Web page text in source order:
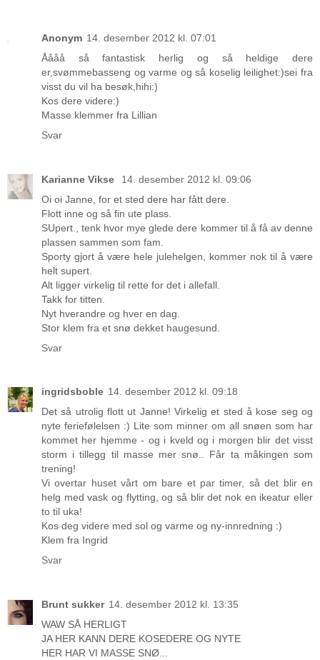
Anonym 14. desember 2012 kl. 07:01
Åååå så fantastisk herlig og så heldige dere
er,svømmebasseng og varme og så koselig leilighet:)sei fra
visst du vil ha besøk,hihi:)
Kos dere videre:)
Masse klemmer fra Lillian
Svar
Karianne Vikse
14. desember 2012 kl. 09:06
Oi oi Janne, for et sted dere har fått dere.
Flott inne og så fin ute plass.
SUpert., tenk hvor mye glede dere kommer til å få av denne
plassen sammen som fam.
Sporty gjort å være hele julehelgen, kommer nok til å være
helt supert.
Alt ligger virkelig til rette for det i allefall.
Takk for titten.
Nyt hverandre og hver en dag.
Stor klem fra et snø dekket haugesund.
Svar
ingridsboble 14. desember 2012 kl. 09:18
Det så utrolig flott ut Janne! Virkelig et sted å kose seg og
nyte feriefølelsen :) Lite som minner om all snøen som har
kommet her hjemme - og i kveld og i morgen blir det visst
storm i tillegg til masse mer snø.. Får ta måkingen som
trening!
Vi overtar huset vårt om bare et par timer, så det blir en
helg med vask og flytting, og så blir det nok en ikeatur eller
to til uka!
Kos deg videre med sol og varme og ny-innredning :)
Klem fra Ingrid
Svar
Brunt sukker 14. desember 2012 kl. 13:35
WAW SÅ HERLIGT
JA HER KANN DERE KOSEDERE OG NYTE
HER HAR VI MASSE SNØ...